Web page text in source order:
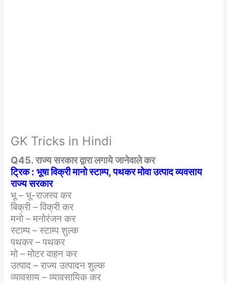
GK Tricks in Hindi
Q45. राज्य सरकार द्वारा लगाये जानेवाले कर
ट्रिक : भूषा विक्री मानो स्टाम्प, पथकर मोवा उत्पाद व्यवसाय
राज्य सरकार
भू – भू-राजस्व कर
बिक्री – विक्री कर
मनो – मनोरंजन कर
स्टाम्प – स्टाम्प शुल्क
पथकर – पथकर
मो – मोटर वाहन कर
उत्पाद – राज्य उत्पादन शुल्क
व्यावसाय – व्यावसायिक कर